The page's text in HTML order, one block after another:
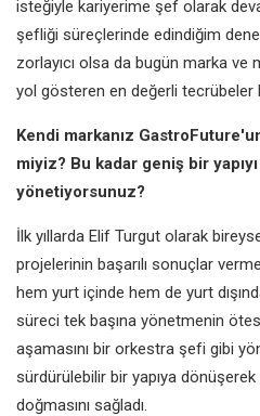
isteğiyle kariyerime şef olarak
şefliği süreçlerinde edindiğim
zorlayıcı olsa da bugün marka ve
yol gösteren en değerli tecrübeler
Kendi markanız
miyiz? Bu kadar geniş bir
yönetiyorsunuz?
İlk yıllarda Elif Turgut olarak
projelerinin başarılı sonuçlar
hem yurt içinde hem de yurt
süreci tek başına yönetmenin
aşamasını bir orkestra şefi gibi
sürdürülebilir bir yapıya
doğmasını sağladı.